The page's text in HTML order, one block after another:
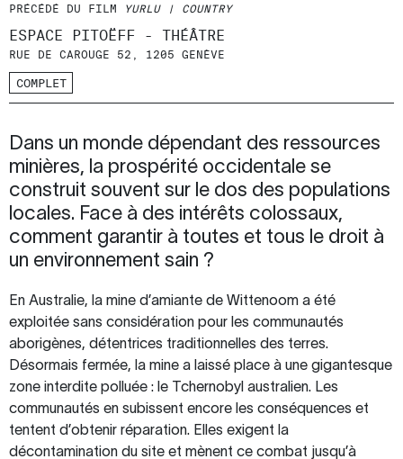
PRÉCÉDÉ DU FILM YURLU | COUNTRY
ESPACE PITOËFF - THÉÂTRE
RUE DE CAROUGE 52, 1205 GENÈVE
COMPLET
Dans un monde dépendant des ressources
minières, la prospérité occidentale se
construit souvent sur le dos des populations
locales. Face à des intérêts colossaux,
comment garantir à toutes et tous le droit à
un environnement sain ?
En Australie, la mine d’amiante de Wittenoom a été
exploitée sans considération pour les communautés
aborigènes, détentrices traditionnelles des terres.
Désormais fermée, la mine a laissé place à une gigantesque
zone interdite polluée : le Tchernobyl australien. Les
communautés en subissent encore les conséquences et
tentent d’obtenir réparation. Elles exigent la
décontamination du site et mènent ce combat jusqu’à